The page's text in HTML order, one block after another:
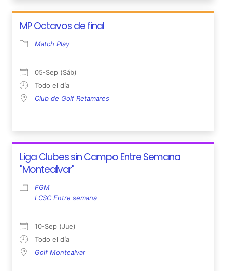
MP Octavos de final
Match Play
05-Sep (Sáb)
Todo el día
Club de Golf Retamares
Liga Clubes sin Campo Entre Semana
"Montealvar"
FGM
LCSC Entre semana
10-Sep (Jue)
Todo el día
Golf Montealvar